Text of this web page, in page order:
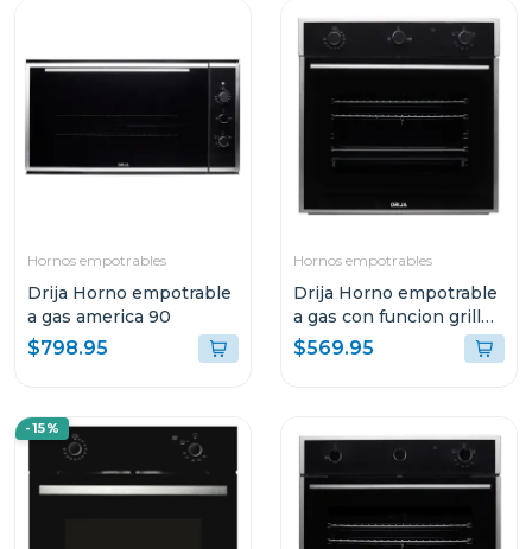
Hornos empotrables
Drija Horno empotrable
a gas america 90
$798.95
Hornos empotrables
Drija Horno empotrable
a gas con funcion grill
europa 60
$569.95
-15%